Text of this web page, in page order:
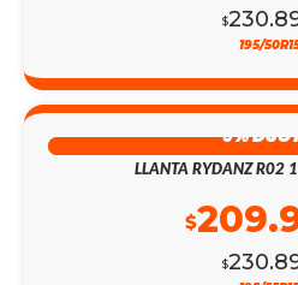
$
195/
9%
LLANTA RYDANZ
$
$